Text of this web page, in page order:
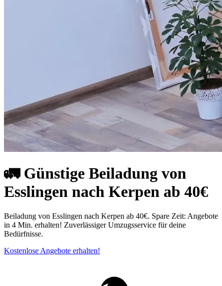
🚛 Günstige Beiladung von
Esslingen nach Kerpen ab 40€
Beiladung von Esslingen nach Kerpen ab 40€. Spare Zeit: Angebote
in 4 Min. erhalten! Zuverlässiger Umzugsservice für deine
Bedürfnisse.
Kostenlose Angebote erhalten!